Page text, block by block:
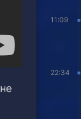
11:09
22:34